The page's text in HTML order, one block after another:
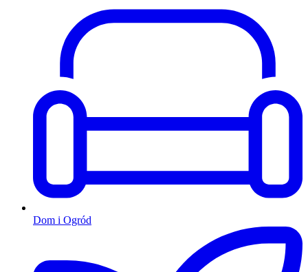
Dom i Ogród